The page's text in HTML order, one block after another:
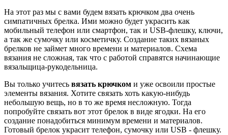
На этот раз мы с вами будем вязать крючком два очень
симпатичных брелка. Ими можно будет украсить как
мобильный телефон или смартфон, так и USB-флешку, ключи,
а так же сумочку или косметичку. Создание таких вязаных
брелков не займет много времени и материалов. Схема
вязания не сложная, так что с работой справятся начинающие
вязальщица-рукодельница.
Вы только учитесь вязать крючком и уже освоили простые
элементы вязания. Хотите связать хоть какую-нибудь
небольшую вещь, но в то же время несложную. Тогда
попробуйте связать вот этот брелок в виде ягодки. На его
создание понадобиться минимум времени и материалов.
Готовый брелок украсит телефон, сумочку или USB - флешку.